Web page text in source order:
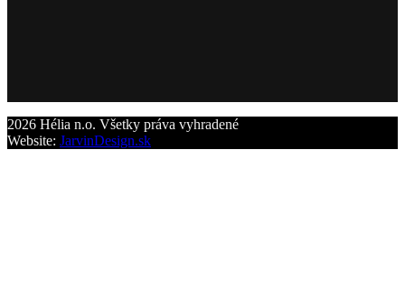
2026 Hélia n.o. Všetky práva vyhradené
Website: JarvinDesign.sk